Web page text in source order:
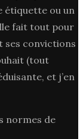
étiquette ou un
fait tout pour
ses convictions
(tout
et j’en
normes de